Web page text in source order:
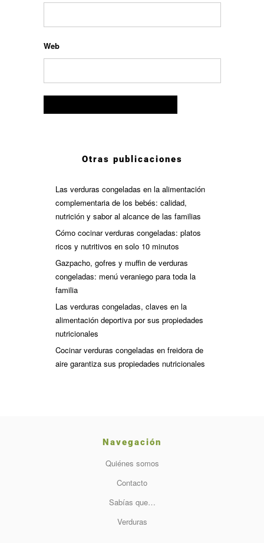
Web
Otras publicaciones
Las verduras congeladas en la alimentación
complementaria de los bebés: calidad,
nutrición y sabor al alcance de las familias
Cómo cocinar verduras congeladas: platos
ricos y nutritivos en solo 10 minutos
Gazpacho, gofres y muffin de verduras
congeladas: menú veraniego para toda la
familia
Las verduras congeladas, claves en la
alimentación deportiva por sus propiedades
nutricionales
Cocinar verduras congeladas en freidora de
aire garantiza sus propiedades nutricionales
Navegación
Quiénes somos
Contacto
Sabías que…
Verduras